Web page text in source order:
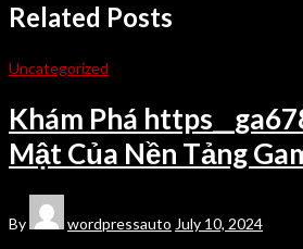
Related Posts
Uncategorized
Khám Phá
Mật Của Nền Tảng
By wordpressauto July 10, 2024